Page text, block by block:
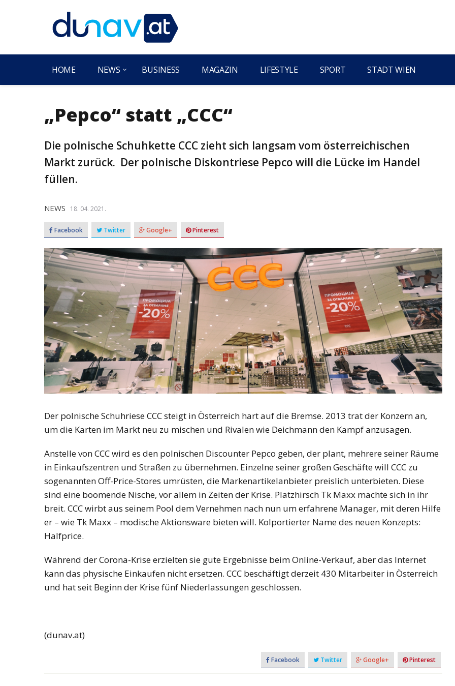
HOME NEWS BUSINESS MAGAZIN LIFESTYLE SPORT STADT WIEN
„Pepco“ statt „CCC“
Die polnische Schuhkette CCC zieht sich langsam vom österreichischen
Markt zurück. Der polnische Diskontriese Pepco will die Lücke im Handel
füllen.
NEWS 18. 04. 2021.
Facebook Twitter Google+ Pinterest
Der polnische Schuhriese CCC steigt in Österreich hart auf die Bremse. 2013 trat der Konzern an,
um die Karten im Markt neu zu mischen und Rivalen wie Deichmann den Kampf anzusagen.
Anstelle von CCC wird es den polnischen Discounter Pepco geben, der plant, mehrere seiner Räume
in Einkaufszentren und Straßen zu übernehmen. Einzelne seiner großen Geschäfte will CCC zu
sogenannten Off-Price-Stores umrüsten, die Markenartikelanbieter preislich unterbieten. Diese
sind eine boomende Nische, vor allem in Zeiten der Krise. Platzhirsch Tk Maxx machte sich in ihr
breit. CCC wirbt aus seinem Pool dem Vernehmen nach nun um erfahrene Manager, mit deren Hilfe
er – wie Tk Maxx – modische Aktionsware bieten will. Kolportierter Name des neuen Konzepts:
Halfprice.
Während der Corona-Krise erzielten sie gute Ergebnisse beim Online-Verkauf, aber das Internet
kann das physische Einkaufen nicht ersetzen. CCC beschäftigt derzeit 430 Mitarbeiter in Österreich
und hat seit Beginn der Krise fünf Niederlassungen geschlossen.
(dunav.at)
Facebook Twitter Google+ Pinterest